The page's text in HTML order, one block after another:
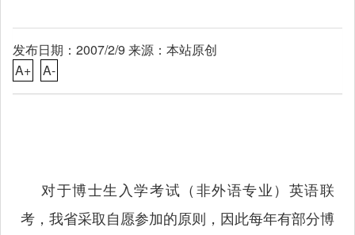
发布日期：2007/2/9 来源：本站原创
A+
A-
对于博士生入学考试（非外语专业）英语联
考，我省采取自愿参加的原则，因此每年有部分博